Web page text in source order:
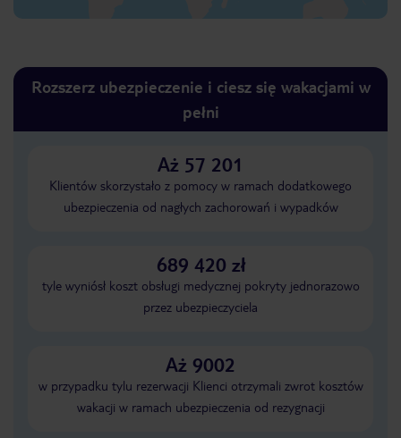
Rozszerz ubezpieczenie i ciesz się wakacjami w
pełni
Aż 57 201
Klientów skorzystało z pomocy w ramach dodatkowego
ubezpieczenia od nagłych zachorowań i wypadków
689 420 zł
tyle wyniósł koszt obsługi medycznej pokryty jednorazowo
przez ubezpieczyciela
Aż 9002
w przypadku tylu rezerwacji Klienci otrzymali zwrot kosztów
wakacji w ramach ubezpieczenia od rezygnacji